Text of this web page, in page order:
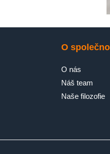
O
O nás
Náš team
Naše filozofie